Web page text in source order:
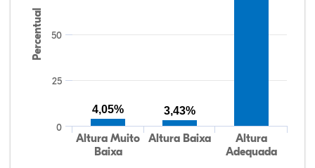
Percentual
Altura Muito
Baixa
Altura Baixa
Altura
Adequada
0
25
50
4,05% 3,43%